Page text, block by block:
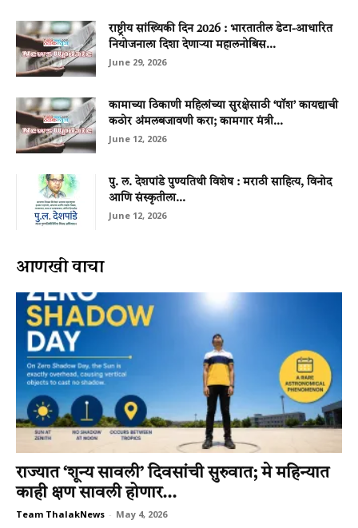
राष्ट्रीय सांख्यिकी दिन 2026 : भारतातील डेटा-आधारित
नियोजनाला दिशा देणाऱ्या महालनोबिस...
June 29, 2026
कामाच्या ठिकाणी महिलांच्या सुरक्षेसाठी ‘पॉश’ कायद्याची
कठोर अंमलबजावणी करा; कामगार मंत्री...
June 12, 2026
पु. ल. देशपांडे पुण्यतिथी विशेष : मराठी साहित्य, विनोद
आणि संस्कृतीला...
June 12, 2026
आणखी वाचा
राज्यात ‘शून्य सावली’ दिवसांची सुरुवात; मे महिन्यात
काही क्षण सावली होणार...
Team ThalakNews - May 4, 2026